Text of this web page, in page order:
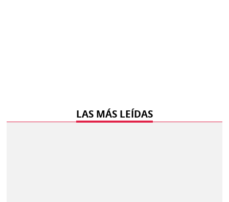
LAS MÁS LEÍDAS